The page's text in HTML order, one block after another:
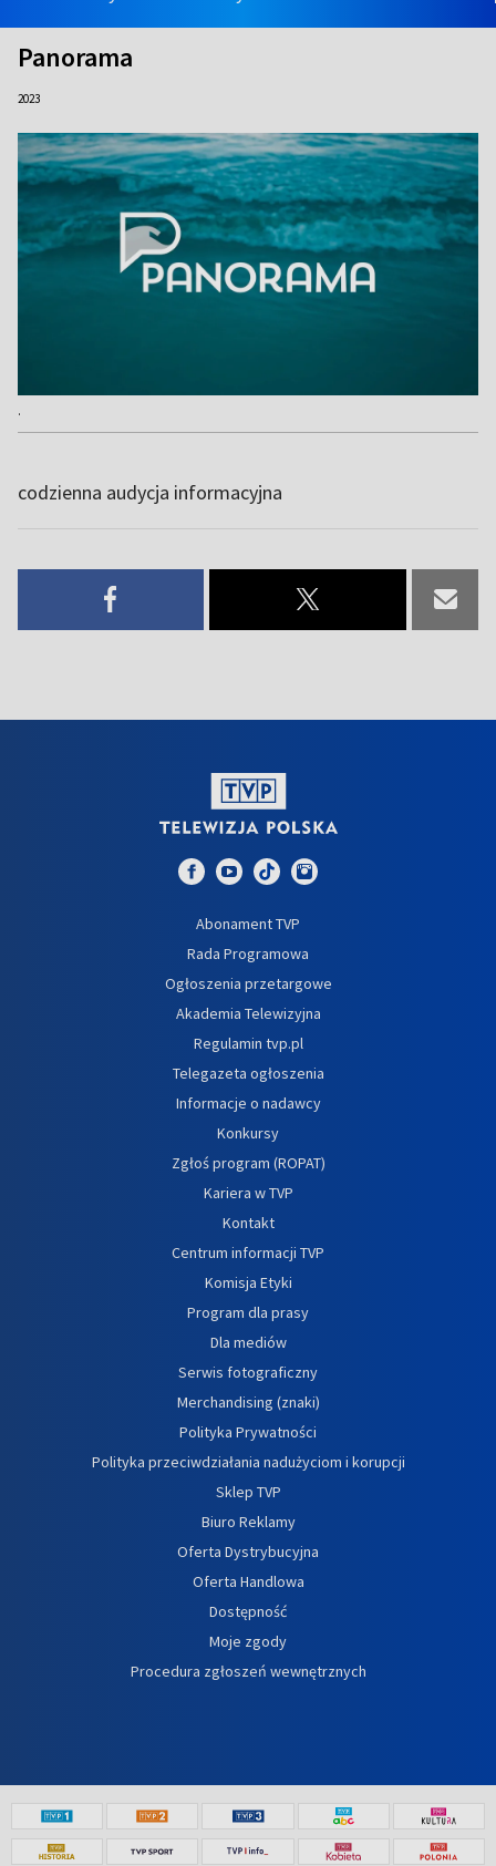
Panorama
2023
.
codzienna audycja informacyjna
Abonament TVP
Rada Programowa
Ogłoszenia przetargowe
Akademia Telewizyjna
Regulamin tvp.pl
Telegazeta ogłoszenia
Informacje o nadawcy
Konkursy
Zgłoś program (ROPAT)
Kariera w TVP
Kontakt
Centrum informacji TVP
Komisja Etyki
Program dla prasy
Dla mediów
Serwis fotograficzny
Merchandising (znaki)
Polityka Prywatności
Polityka przeciwdziałania nadużyciom i korupcji
Sklep TVP
Biuro Reklamy
Oferta Dystrybucyjna
Oferta Handlowa
Dostępność
Moje zgody
Procedura zgłoszeń wewnętrznych